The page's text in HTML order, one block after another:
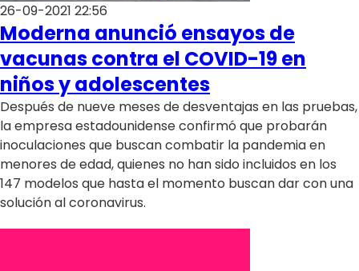
26-09-2021 22:56
Moderna anunció ensayos de
vacunas contra el COVID-19 en
niños y adolescentes
Después de nueve meses de desventajas en las pruebas,
la empresa estadounidense confirmó que probarán
inoculaciones que buscan combatir la pandemia en
menores de edad, quienes no han sido incluidos en los
147 modelos que hasta el momento buscan dar con una
solución al coronavirus.